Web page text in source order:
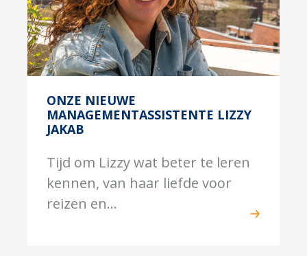
ONZE NIEUWE
MANAGEMENTASSISTENTE LIZZY
JAKAB
Tijd om Lizzy wat beter te leren
kennen, van haar liefde voor
reizen en...